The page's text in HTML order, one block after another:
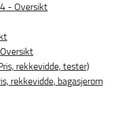
- Oversikt
rekkevidde, tester)
rekkevidde, bagasjerom